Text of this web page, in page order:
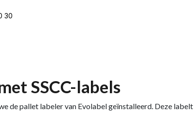
30
SSCC-labels
de pallet labeler van Evolabel geïnstalleerd. Deze